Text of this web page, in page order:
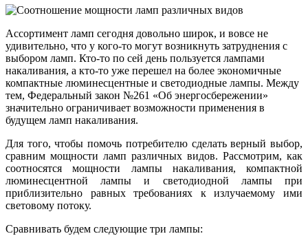
Ассортимент ламп сегодня довольно широк, и вовсе не
удивительно, что у кого-то могут возникнуть затруднения с
выбором ламп. Кто-то по сей день пользуется лампами
накаливания, а кто-то уже перешел на более экономичные
компактные люминесцентные и светодиодные лампы. Между
тем, Федеральный закон №261 «Об энергосбережении»
значительно ограничивает возможности применения в
будущем ламп накаливания.
Для того, чтобы помочь потребителю сделать верный выбор,
сравним мощности ламп различных видов. Рассмотрим, как
соотносятся мощности лампы накаливания, компактной
люминесцентной лампы и светодиодной лампы при
приблизительно равных требованиях к излучаемому ими
световому потоку.
Сравнивать будем следующие три лампы: